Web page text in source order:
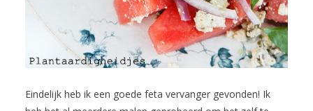
Eindelijk heb ik een goede feta vervanger gevonden! Ik